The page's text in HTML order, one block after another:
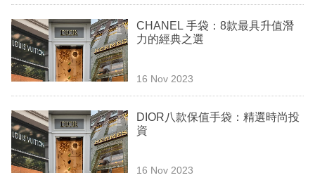
時
事
欄
訂
閱
CHANEL 手袋：8款最具升值潛
力的經典之選
16 Nov 2023
DIOR八款保值手袋：精選時尚投
資
16 Nov 2023